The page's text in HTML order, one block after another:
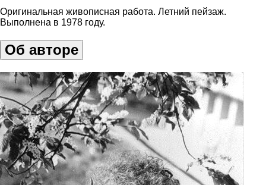
Оригинальная живописная работа. Летний пейзаж.
Выполнена в 1978 году.
Об авторе